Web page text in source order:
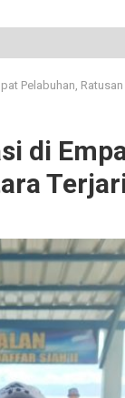
Pelabuhan,
di